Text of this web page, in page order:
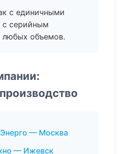
с единичными
с серийным
любых объемов.
— Москва
— Ижевск